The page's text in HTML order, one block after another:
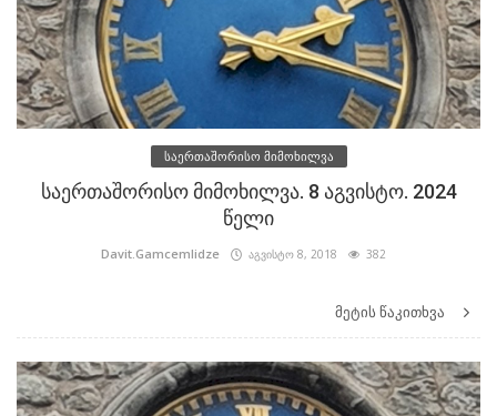
საერთაშორისო მიმოხილვა
საერთაშორისო მიმოხილვა. 8 აგვისტო. 2024
წელი
Davit.Gamcemlidze აგვისტო 8, 2018 382
მეტის წაკითხვა